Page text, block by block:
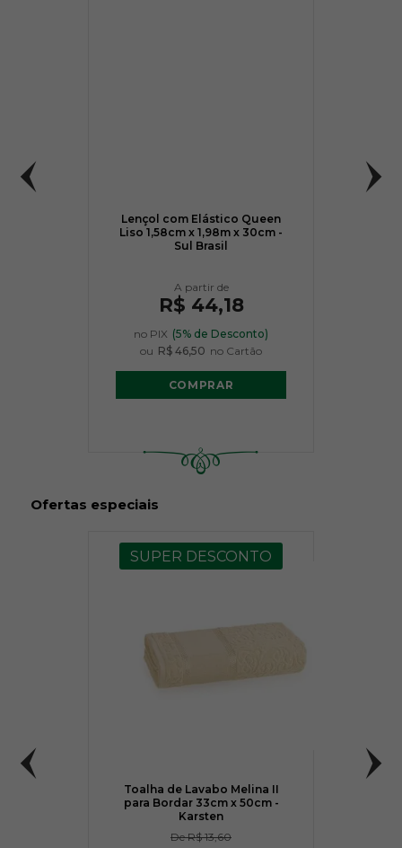
Lençol com Elástico Queen
Liso 1,58cm x 1,98m x 30cm -
Sul Brasil
R$ 44,18
no PIX (5% de Desconto)
ou R$ 46,50 no Cartão
COMPRAR
Ofertas especiais
SUPER DESCONTO
Toalha de Lavabo Melina II
para Bordar 33cm x 50cm -
Karsten
DeR$ 13,60